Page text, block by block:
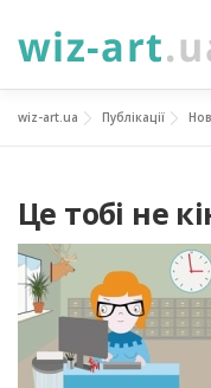
до
НОВИНИ ПРО
ФОТОГАЛЕРЕЯ
УКР ENG
wiz-art.ua Публікації
Це тобі не